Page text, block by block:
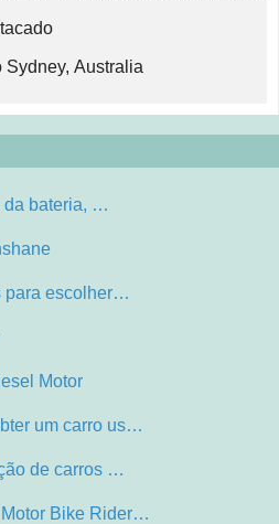
Sydney, Australia
da bateria, …
para escolher…
Motor
um carro us…
de carros …
Bike Rider…